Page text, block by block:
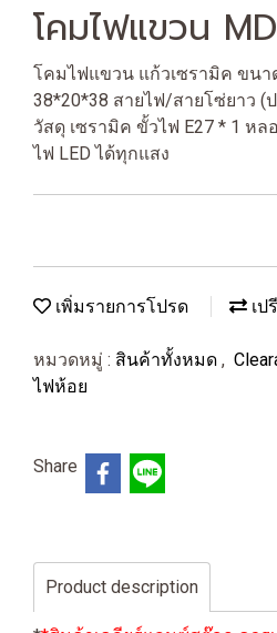
โคมไฟแขวน
โคมไฟแขวน แก้วเซรามิค ขน
38*20*38 สายไฟ/สายโซ่ยาว (
วัสดุ เซรามิค ขั้วไฟ E27 * 1 ห
ไฟ LED ได้ทุกแสง
เพิ่มรายการโปรด เป
หมวดหมู่ : สินค้าทั้งหมด ,
ไฟห้อย
Share
Product description